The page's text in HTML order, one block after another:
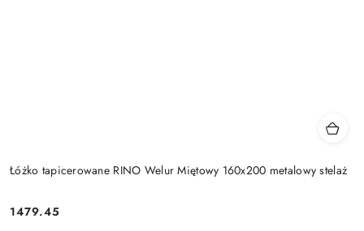
Łóżko tapicerowane RINO Welur Miętowy 160x200 metalowy stelaż
Cena:
1479.45